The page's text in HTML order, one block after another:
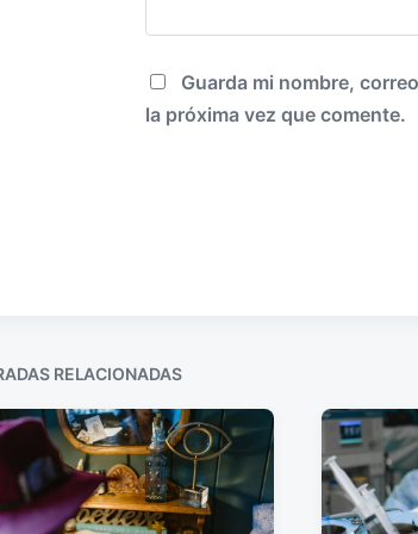
Guarda mi nombre,
la próxima vez que comente.
RELACIONADAS